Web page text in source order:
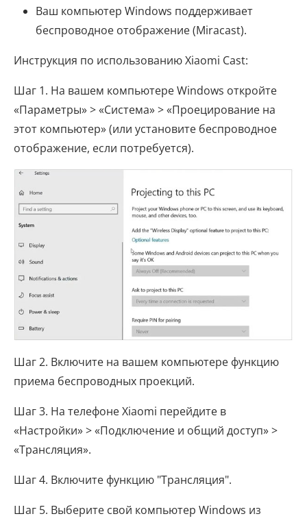
Ваш компьютер Windows поддерживает
беспроводное отображение (Miracast).
Инструкция по использованию Xiaomi Cast:
Шаг 1. На вашем компьютере Windows откройте
«Параметры» > «Система» > «Проецирование на
этот компьютер» (или установите беспроводное
отображение, если потребуется).
Шаг 2. Включите на вашем компьютере функцию
приема беспроводных проекций.
Шаг 3. На телефоне Xiaomi перейдите в
«Настройки» > «Подключение и общий доступ» >
«Трансляция».
Шаг 4. Включите функцию "Трансляция".
Шаг 5. Выберите свой компьютер Windows из